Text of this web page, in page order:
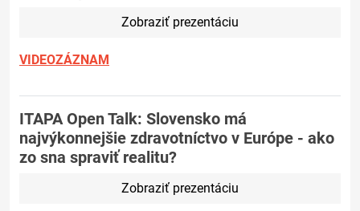
Zobraziť prezentáciu
VIDEOZÁZNAM
ITAPA Open Talk: Slovensko má
najvýkonnejšie zdravotníctvo v Európe - ako
zo sna spraviť realitu?
Zobraziť prezentáciu